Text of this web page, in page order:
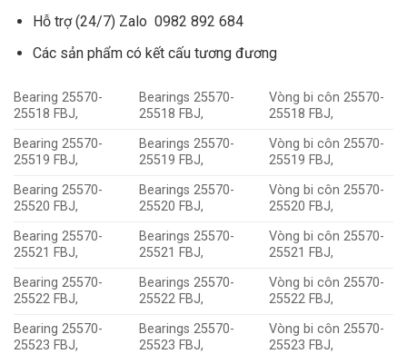
Hỗ trợ (24/7) Zalo 0982 892 684
Các sản phẩm có kết cấu tương đương
Bearing 25570-
25518 FBJ,
Bearings 25570-
25518 FBJ,
Vòng bi côn 25570-
25518 FBJ,
Bearing 25570-
25519 FBJ,
Bearings 25570-
25519 FBJ,
Vòng bi côn 25570-
25519 FBJ,
Bearing 25570-
25520 FBJ,
Bearings 25570-
25520 FBJ,
Vòng bi côn 25570-
25520 FBJ,
Bearing 25570-
25521 FBJ,
Bearings 25570-
25521 FBJ,
Vòng bi côn 25570-
25521 FBJ,
Bearing 25570-
25522 FBJ,
Bearings 25570-
25522 FBJ,
Vòng bi côn 25570-
25522 FBJ,
Bearing 25570-
25523 FBJ,
Bearings 25570-
25523 FBJ,
Vòng bi côn 25570-
25523 FBJ,